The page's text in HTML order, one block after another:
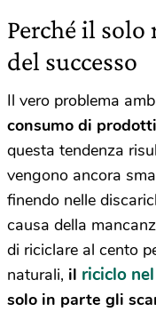
Perché il
del successo
Il vero problema
consumo di
questa tendenza
vengono ancora
finendo nelle
causa della
di riciclare al cento
naturali, il riciclo
solo in parte gli